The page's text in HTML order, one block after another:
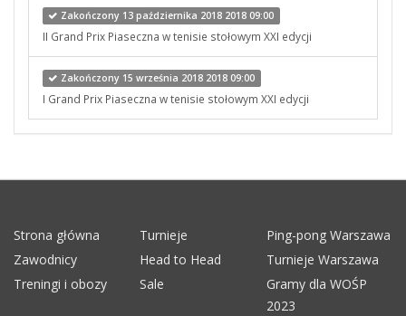
Zakończony 13 października 2018 2018 09:00
II Grand Prix Piaseczna w tenisie stołowym XXI edycji
Zakończony 15 września 2018 2018 09:00
I Grand Prix Piaseczna w tenisie stołowym XXI edycji
Strona główna Turnieje
Ping-pong Warszawa
Zawodnicy
Head to Head
Turnieje Warszawa
Treningi i obozy
Sale
Gramy dla WOŚP
2023